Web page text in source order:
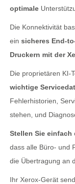
optimale
Die Konnektivität
ein sicheres End-
Druckern mit der
Die proprietären KI-
wichtige
Fehlerhistorien,
stehen, und
Stellen Sie einfach
dass alle Büro- und
die Übertragung an
Ihr Xerox-Gerät